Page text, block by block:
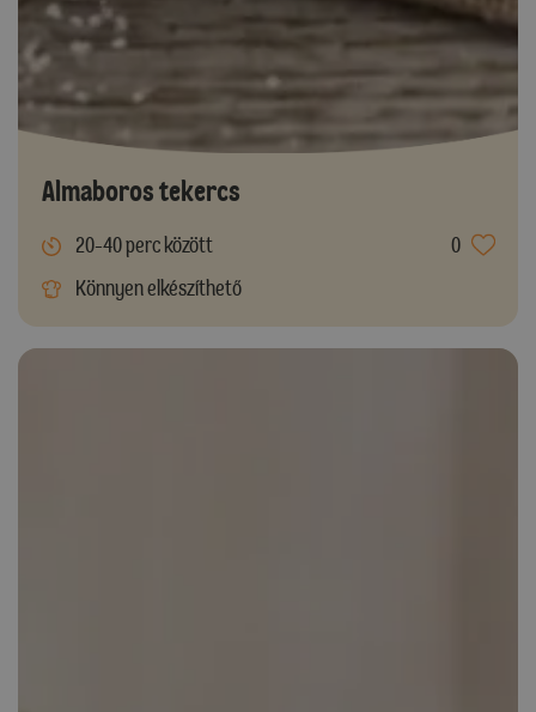
Almaboros tekercs
20-40 perc között
0
Könnyen elkészíthető